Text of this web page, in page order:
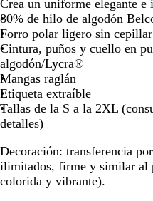
Crea un uniforme elegante
80% de hilo de algodón
Forro polar ligero sin
Cintura, puños y cuello en
algodón/Lycra®
Mangas raglán
Etiqueta extraíble
Tallas de la S a la 2XL
detalles)
Decoración: transferencia
ilimitados, firme y similar al
colorida y vibrante).